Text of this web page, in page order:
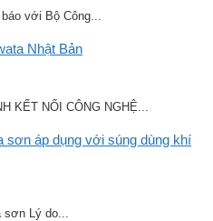
với Bộ Công...
Nhật Bản
KẾT NỐI CÔNG NGHỆ...
sơn áp dụng với súng dùng khí
Lý do...